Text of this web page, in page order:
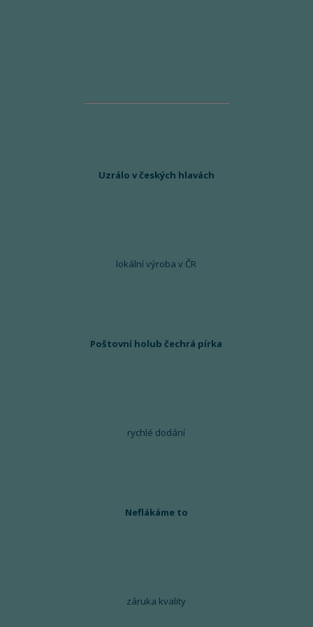
Uzrálo v českých hlavách
lokální výroba v ČR
Poštovní holub čechrá pírka
rychlé dodání
Neflákáme to
záruka kvality